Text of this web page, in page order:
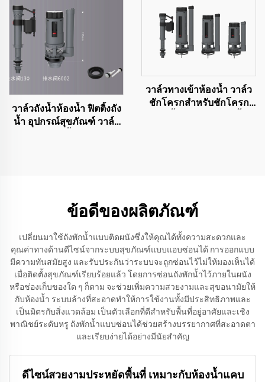
วาล์วถังน้ำห้องน้ำ ฟิตติ้งถัง
น้ำ อุปกรณ์สุขภัณฑ์ วาล์ว
วาล์วทางเข้าห้องน้ำ วาล์ว
ชักโครกสำหรับชักโครก
ข้อดีของผลิตภัณฑ์
เปลี่ยนมาใช้ถังพักน้ำแบบติดผนังซึ่งให้คุณได้ทั้งความสะดวกและ
คุณค่าทางด้านดีไซน์จากระบบสุขภัณฑ์แบบแอบซ่อนได้ การออกแบบ
มีความทันสมัยสูง และรับประกันว่าระบบจะถูกซ่อนไว้ไม่ให้มองเห็นได้
เมื่อติดตั้งสุขภัณฑ์เรียบร้อยแล้ว โดยการซ่อนถังพักน้ำไว้ภายในผนัง
หรือช่องเก็บของใด ๆ ก็ตาม จะช่วยเพิ่มความสวยงามและสุขอนามัยให้
กับห้องน้ำ ระบบล้างที่สะอาดทำให้การใช้งานทั้งมีประสิทธิภาพและ
เป็นมิตรกับสิ่งแวดล้อม เป็นตัวเลือกที่ดีสำหรับพื้นที่อยู่อาศัยและเชิง
พาณิชย์ระดับหรู ถังพักน้ำแบบซ่อนได้ช่วยสร้างบรรยากาศที่สะอาดตา
และเรียบง่ายได้อย่างมีนัยสำคัญ
ดีไซน์สวยงามประหยัดพื้นที่ เหมาะกับห้องน้ำแคบ